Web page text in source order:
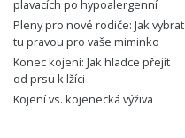
plavacích po hypoalergenní
Pleny pro nové rodiče: Jak vybrat
tu pravou pro vaše miminko
Konec kojení: Jak hladce přejít
od prsu k lžíci
Kojení vs. kojenecká výživa